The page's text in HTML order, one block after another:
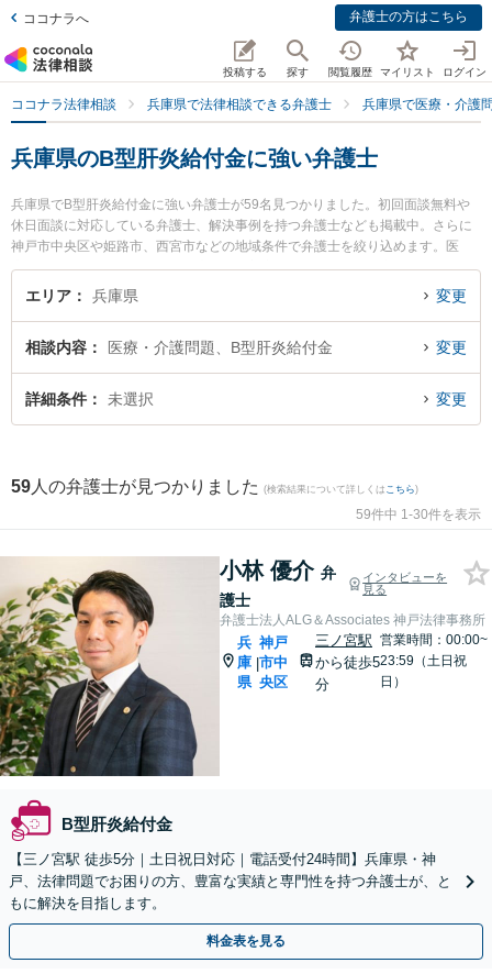
ココナラへ 弁護士の方はこちら
投稿する 探す 閲覧履歴 マイリスト ログイン
ココナラ法律相談 兵庫県で法律相談できる弁護士 兵庫県で医療・介護
兵庫県のB型肝炎給付金に強い弁護士
兵庫県でB型肝炎給付金に強い弁護士が59名見つかりました。初回面談無料や
休日面談に対応している弁護士、解決事例を持つ弁護士なども掲載中。さらに
神戸市中央区や姫路市、西宮市などの地域条件で弁護士を絞り込めます。医
療・介護問題に関係する歯科治療ミスや美容整形のトラブル、産婦人科の訴訟
等の細かな分野での絞り込み検索もでき便利です。特に弁護士法人ALG＆Asso
情報や弁護士費用、強みなどが注目されています。『兵庫県で土日や夜間に発
生したB型肝炎給付金のトラブルを今すぐに弁護士に相談したい』『B型肝炎給
付金のトラブル解決の実績豊富な近くの弁護士を検索したい』『初回相談無料
エリア 兵庫県 変更
相談内容 医療・介護問題、B型肝炎給付金 変更
詳細条件 未選択 変更
59 人の弁護士が見つかりました (検索結果について詳しくは こちら)
59件中 1-30件を表示
小林 優介 弁
護士
インタビューを
見る
弁護士法人ALG＆Associates 神戸法律事務所
兵
庫
県
|
神戸
市中
央区
三ノ宮駅
から徒歩5
分
営業時間：00:00~
23:59（土日祝
日）
B型肝炎給付金
【三ノ宮駅 徒歩5分｜土日祝日対応｜電話受付24時間】兵庫県・神
戸、法律問題でお困りの方、豊富な実績と専門性を持つ弁護士が、と
もに解決を目指します。
料金表を見る